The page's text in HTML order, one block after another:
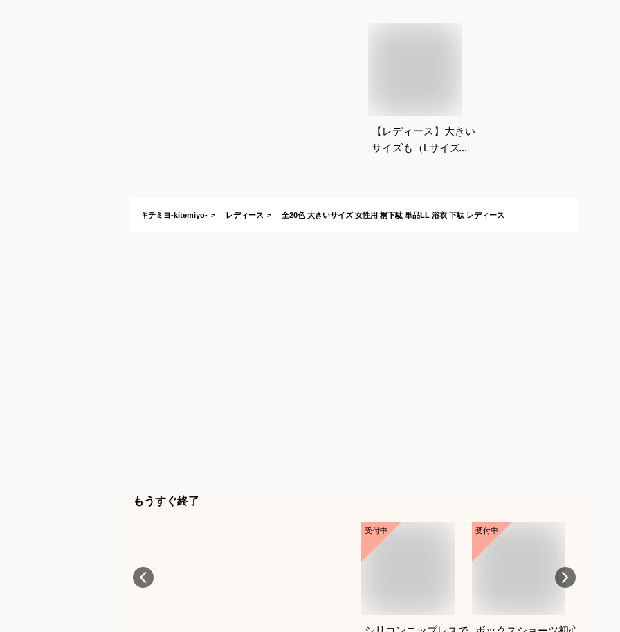
【レディース】大きい
サイズも（Lサイズ以
キテミヨ-kitemiyo- レディース 全20色 大きいサイズ 女性用 桐下駄 単品LL 浴衣 下駄 レディース
もうすぐ終了
受付中 受付中